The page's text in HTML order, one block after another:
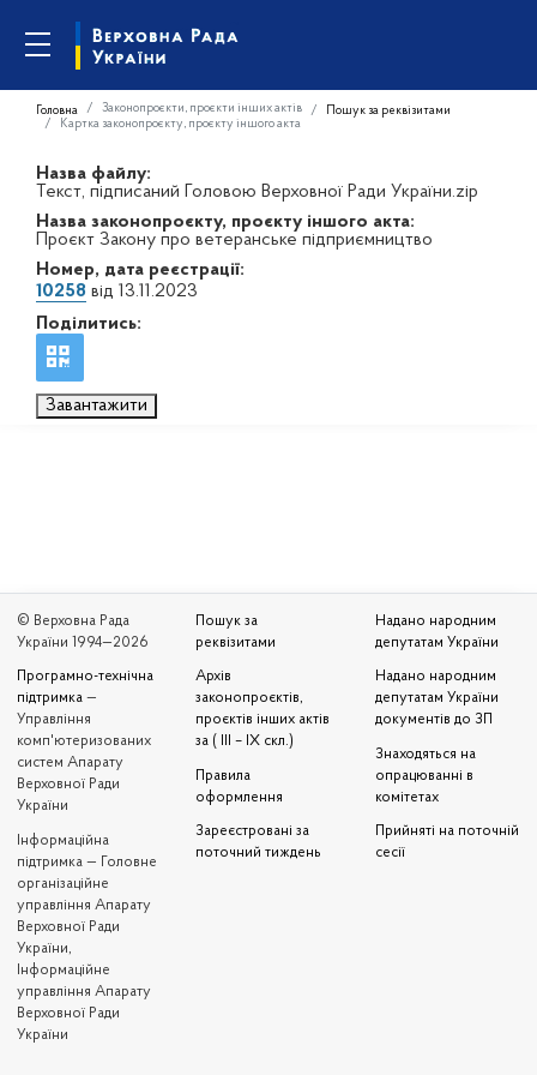
Головна Законопроєкти, проєкти інших актів
Пошук за реквізитами
Картка законопроєкту, проєкту іншого акта
Назва файлу:
Текст, підписаний Головою Верховної Ради України.zip
Назва законопроєкту, проєкту іншого акта:
Проєкт Закону про ветеранське підприємництво
Номер, дата реєстрації:
10258 від 13.11.2023
Поділитись:
Завантажити
© Верховна Рада
України 1994—2026
Програмно-технічна
підтримка —
Управління
комп'ютеризованих
систем Апарату
Верховної Ради
України
Iнформаційна
підтримка — Головне
організаційне
управління Апарату
Верховної Ради
України,
Інформаційне
управління Апарату
Верховної Ради
України
Пошук за
реквізитами
Архів
законопроєктів,
проєктів інших актів
за ( III – IX скл.)
Правила
оформлення
Зареєстровані за
поточний тиждень
Надано народним
депутатам України
Надано народним
депутатам України
документів до ЗП
Знаходяться на
опрацюванні в
комітетах
Прийняті на поточній
сесії